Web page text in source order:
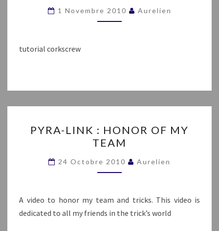
1 Novembre 2010 Aurelien
tutorial corkscrew
LINK
:
HONOR
OF
TEAM
PYRA-LINK : HONOR OF MY
TEAM
24 Octobre 2010 Aurelien
A video to honor my team and tricks. This video is
dedicated to all my friends in the trick’s world